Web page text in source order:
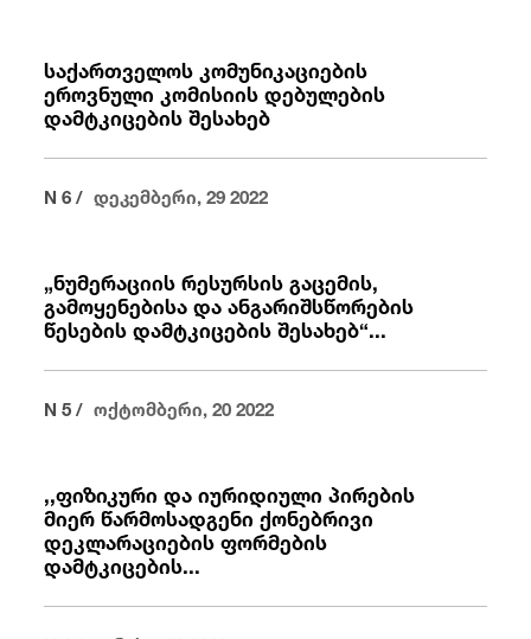
საქართველოს კომუნიკაციების
ეროვნული კომისიის დებულების
დამტკიცების შესახებ
N 6 / დეკემბერი, 29 2022
„ნუმერაციის რესურსის გაცემის,
გამოყენებისა და ანგარიშსწორების
წესების დამტკიცების შესახებ“...
N 5 / ოქტომბერი, 20 2022
,,ფიზიკური და იურიდიული პირების
მიერ წარმოსადგენი ქონებრივი
დეკლარაციების ფორმების
დამტკიცების...